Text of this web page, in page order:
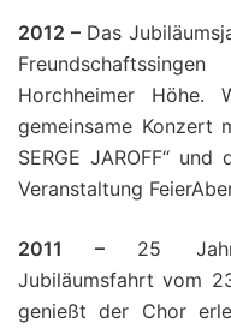
2012 – Das
Horchheimer Höhe.
gemeinsame Konzert
SERGE JAROFF“
Veranstaltung
2011 – 25
Jubiläumsfahrt vom
genießt der Chor